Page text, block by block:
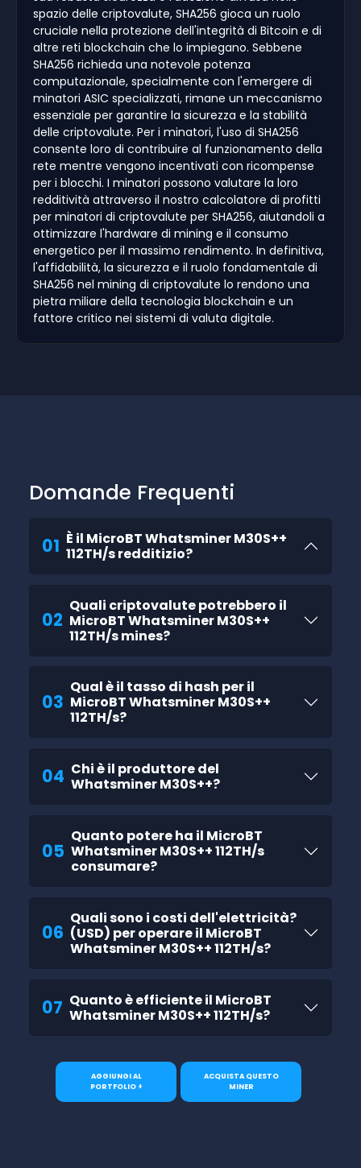
spazio delle criptovalute, SHA256 gioca un ruolo
cruciale nella protezione dell'integrità di Bitcoin e di
altre reti blockchain che lo impiegano. Sebbene
SHA256 richieda una notevole potenza
computazionale, specialmente con l'emergere di
minatori ASIC specializzati, rimane un meccanismo
essenziale per garantire la sicurezza e la stabilità
delle criptovalute. Per i minatori, l'uso di SHA256
consente loro di contribuire al funzionamento della
rete mentre vengono incentivati con ricompense
per i blocchi. I minatori possono valutare la loro
redditività attraverso il nostro calcolatore di profitti
per minatori di criptovalute per SHA256, aiutandoli a
ottimizzare l'hardware di mining e il consumo
energetico per il massimo rendimento. In definitiva,
l'affidabilità, la sicurezza e il ruolo fondamentale di
SHA256 nel mining di criptovalute lo rendono una
pietra miliare della tecnologia blockchain e un
fattore critico nei sistemi di valuta digitale.
Domande Frequenti
01 È il MicroBT Whatsminer M30S++
112TH/s redditizio?
02
Quali criptovalute potrebbero il
MicroBT Whatsminer M30S++
112TH/s mines?
03
Qual è il tasso di hash per il
MicroBT Whatsminer M30S++
112TH/s?
04 Chi è il produttore del
Whatsminer M30S++?
05
Quanto potere ha il MicroBT
Whatsminer M30S++ 112TH/s
consumare?
06
Quali sono i costi dell'elettricità?
(USD) per operare il MicroBT
Whatsminer M30S++ 112TH/s?
07 Quanto è efficiente il MicroBT
Whatsminer M30S++ 112TH/s?
AGGIUNGI AL
PORTFOLIO +
ACQUISTA QUESTO
MINER